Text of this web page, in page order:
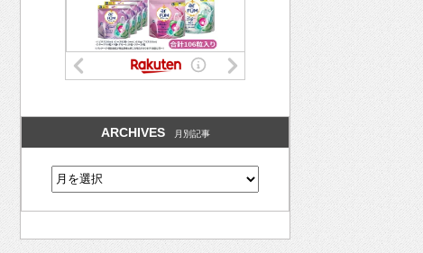
ARCHIVES 月別記事